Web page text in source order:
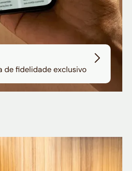
de fidelidade exclusivo